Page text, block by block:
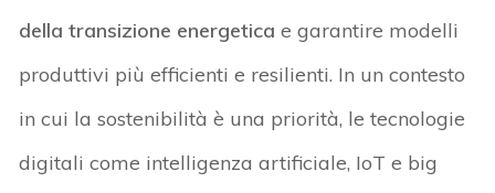
della transizione energetica e garantire modelli
produttivi più efficienti e resilienti. In un contesto
in cui la sostenibilità è una priorità, le tecnologie
digitali come intelligenza artificiale, IoT e big